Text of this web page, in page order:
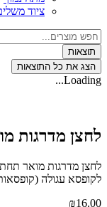
ציוד משלים
את כל התוצאות
מדרגות
מדרגות מואר תחת
עגולה (קופסאות 55).
₪